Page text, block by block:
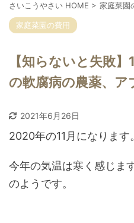
さいこうやさい HOME > 家庭菜園
家庭菜園の費用
【知らないと失敗
の軟腐病の農薬、ア
2021年6月26日
2020年の11月になります。
今年の気温は寒く感じま
のようです。